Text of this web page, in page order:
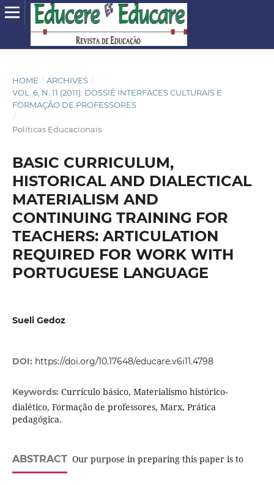
HOME / ARCHIVES /
VOL. 6, N. 11 (2011): DOSSIÊ INTERFACES CULTURAIS E
FORMAÇÃO DE PROFESSORES
/
Políticas Educacionais
BASIC CURRICULUM,
HISTORICAL AND DIALECTICAL
MATERIALISM AND
CONTINUING TRAINING FOR
TEACHERS: ARTICULATION
REQUIRED FOR WORK WITH
PORTUGUESE LANGUAGE
Sueli Gedoz
DOI: https://doi.org/10.17648/educare.v6i11.4798
Keywords: Currículo básico, Materialismo histórico-
dialético, Formação de professores, Marx, Prática
pedagógica.
ABSTRACT Our purpose in preparing this paper is to